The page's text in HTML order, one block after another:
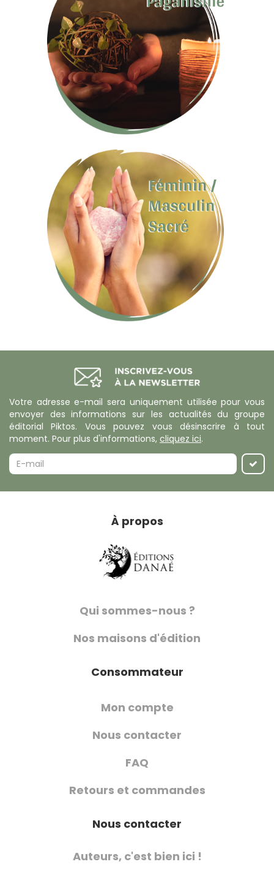
Votre adresse e-mail sera uniquement utilisée pour vous
envoyer des informations sur les actualités du groupe
éditorial Piktos. Vous pouvez vous désinscrire à tout
moment. Pour plus d'informations, cliquez ici.
À propos
Qui sommes-nous ?
Nos maisons d'édition
Consommateur
Mon compte
Nous contacter
FAQ
Retours et commandes
Nous contacter
Auteurs, c'est bien ici !